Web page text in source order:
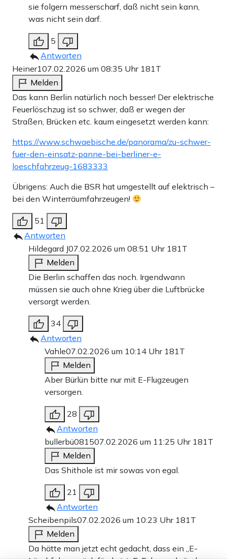
sie folgern messerscharf, daß nicht sein kann,
was nicht sein darf.
5
Antworten
Heiner107.02.2026 um 08:35 Uhr 181T
Melden
Das kann Berlin natürlich noch besser! Der elektrische
Feuerlöschzug ist so schwer, daß er wegen der
Straßen, Brücken etc. kaum eingesetzt werden kann:
https://www.schwaebische.de/panorama/zu-schwer-
fuer-den-einsatz-panne-bei-berliner-e-
loeschfahrzeug-1683333
Übrigens: Auch die BSR hat umgestellt auf elektrisch –
bei den Winterräumfahrzeugen!
51
Antworten
Hildegard J07.02.2026 um 08:51 Uhr 181T
Melden
Die Berlin schaffen das noch. Irgendwann
müssen sie auch ohne Krieg über die Luftbrücke
versorgt werden.
34
Antworten
Vahle07.02.2026 um 10:14 Uhr 181T
Melden
Aber Bürlün bitte nur mit E-Flugzeugen
versorgen.
28
Antworten
bullerbü081507.02.2026 um 11:25 Uhr 181T
Melden
Das Shithole ist mir sowas von egal.
21
Antworten
Scheibenpils07.02.2026 um 10:23 Uhr 181T
Melden
Da hätte man jetzt echt gedacht, dass ein „E-